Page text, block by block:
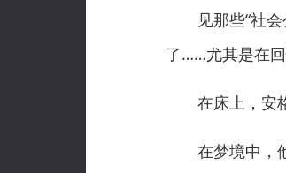
见那些“社会
了……尤其是在回
在床上，安格
在梦境中，他